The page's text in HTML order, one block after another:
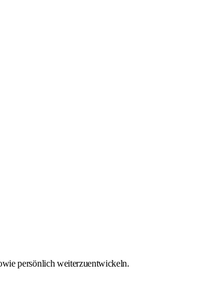
persönlich weiterzuentwickeln.